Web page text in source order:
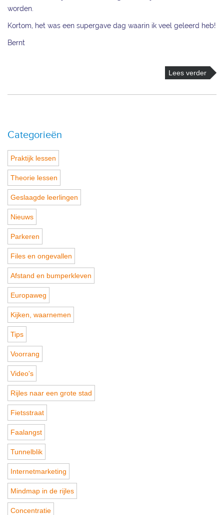
worden.
Kortom, het was een supergave dag waarin ik veel geleerd heb!
Bernt
Lees verder
Categorieën
Praktijk lessen
Theorie lessen
Geslaagde leerlingen
Nieuws
Parkeren
Files en ongevallen
Afstand en bumperkleven
Europaweg
Kijken, waarnemen
Tips
Voorrang
Video's
Rijles naar een grote stad
Fietsstraat
Faalangst
Tunnelblik
Internetmarketing
Mindmap in de rijles
Concentratie